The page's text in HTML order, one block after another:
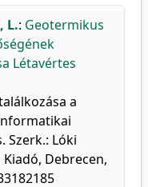
L.: Geotermikus
Létavértes
a
Szerk.: Lóki
Debrecen,